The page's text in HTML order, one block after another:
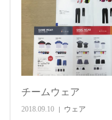
チームウェア
2018.09.10 ウェア